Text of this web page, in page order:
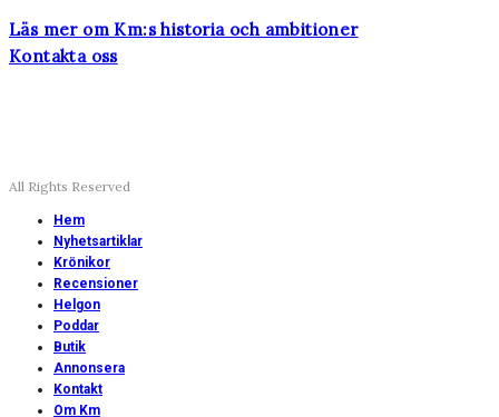
Läs mer om Km:s historia och ambitioner
Kontakta oss
All Rights Reserved
Hem
Nyhetsartiklar
Krönikor
Recensioner
Helgon
Poddar
Butik
Annonsera
Kontakt
Om Km